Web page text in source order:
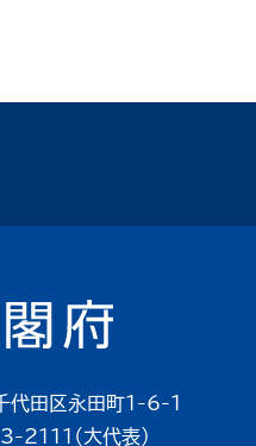
田区永田町1-6-1
（大代表）